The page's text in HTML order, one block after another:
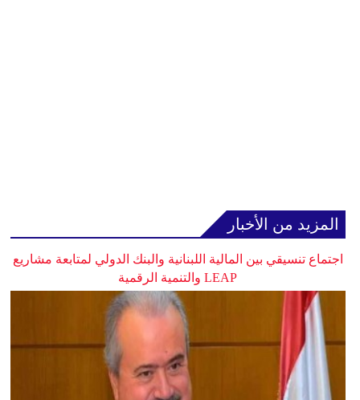
المزيد من الأخبار
اجتماع تنسيقي بين المالية اللبنانية والبنك الدولي لمتابعة مشاريع
LEAP والتنمية الرقمية